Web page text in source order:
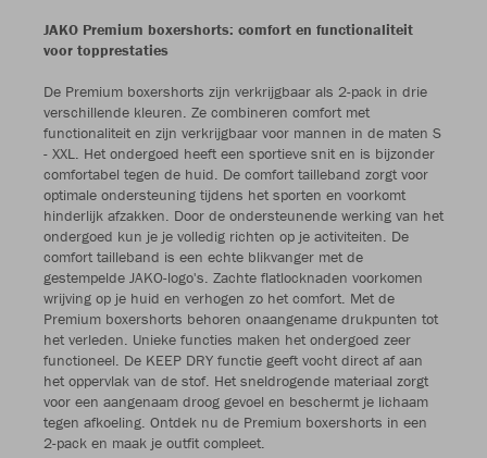
JAKO Premium boxershorts: comfort en functionaliteit
voor topprestaties
De Premium boxershorts zijn verkrijgbaar als 2-pack in drie
verschillende kleuren. Ze combineren comfort met
functionaliteit en zijn verkrijgbaar voor mannen in de maten S
- XXL. Het ondergoed heeft een sportieve snit en is bijzonder
comfortabel tegen de huid. De comfort tailleband zorgt voor
optimale ondersteuning tijdens het sporten en voorkomt
hinderlijk afzakken. Door de ondersteunende werking van het
ondergoed kun je je volledig richten op je activiteiten. De
comfort tailleband is een echte blikvanger met de
gestempelde JAKO-logo's. Zachte flatlocknaden voorkomen
wrijving op je huid en verhogen zo het comfort. Met de
Premium boxershorts behoren onaangename drukpunten tot
het verleden. Unieke functies maken het ondergoed zeer
functioneel. De KEEP DRY functie geeft vocht direct af aan
het oppervlak van de stof. Het sneldrogende materiaal zorgt
voor een aangenaam droog gevoel en beschermt je lichaam
tegen afkoeling. Ontdek nu de Premium boxershorts in een
2-pack en maak je outfit compleet.